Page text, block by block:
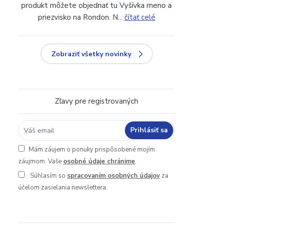
produkt môžete objednať tu Vyšívka meno a
priezvisko na Rondon. N... čítať celé
Zobraziť všetky novinky
Zľavy pre registrovaných
Prihlásiť sa
Mám záujem o ponuky prispôsobené mojím
záujmom. Vaše osobné údaje chránime.
Súhlasím so spracovaním osobných údajov za
účelom zasielania newslettera.